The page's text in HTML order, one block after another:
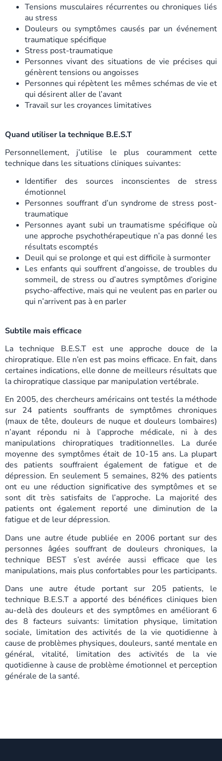
Tensions musculaires récurrentes ou chroniques liés
au stress
Douleurs ou symptômes causés par un événement
traumatique spécifique
Stress post-traumatique
Personnes vivant des situations de vie précises qui
génèrent tensions ou angoisses
Personnes qui répètent les mêmes schémas de vie et
qui désirent aller de l’avant
Travail sur les croyances limitatives
Quand utiliser la technique B.E.S.T
Personnellement, j’utilise le plus couramment cette
technique dans les situations cliniques suivantes:
Identifier des sources inconscientes de stress
émotionnel
Personnes souffrant d’un syndrome de stress post-
traumatique
Personnes ayant subi un traumatisme spécifique où
une approche psychothérapeutique n’a pas donné les
résultats escomptés
Deuil qui se prolonge et qui est difficile à surmonter
Les enfants qui souffrent d’angoisse, de troubles du
sommeil, de stress ou d’autres symptômes d’origine
psycho-affective, mais qui ne veulent pas en parler ou
qui n’arrivent pas à en parler
Subtile mais efficace
La technique B.E.S.T est une approche douce de la
chiropratique. Elle n’en est pas moins efficace. En fait, dans
certaines indications, elle donne de meilleurs résultats que
la chiropratique classique par manipulation vertébrale.
En 2005, des chercheurs américains ont testés la méthode
sur 24 patients souffrants de symptômes chroniques
(maux de tête, douleurs de nuque et douleurs lombaires)
n’ayant répondu ni à l’approche médicale, ni à des
manipulations chiropratiques traditionnelles. La durée
moyenne des symptômes était de 10-15 ans. La plupart
des patients souffraient également de fatigue et de
dépression. En seulement 5 semaines, 82% des patients
ont eu une réduction significative des symptômes et se
sont dit très satisfaits de l’approche. La majorité des
patients ont également reporté une diminution de la
fatigue et de leur dépression.
Dans une autre étude publiée en 2006 portant sur des
personnes âgées souffrant de douleurs chroniques, la
technique BEST s’est avérée aussi efficace que les
manipulations, mais plus confortables pour les participants.
Dans une autre étude portant sur 205 patients, le
technique B.E.S.T a apporté des bénéfices cliniques bien
au-delà des douleurs et des symptômes en améliorant 6
des 8 facteurs suivants: limitation physique, limitation
sociale, limitation des activités de la vie quotidienne à
cause de problèmes physiques, douleurs, santé mentale en
général, vitalité, limitation des activités de la vie
quotidienne à cause de problème émotionnel et perception
générale de la santé.